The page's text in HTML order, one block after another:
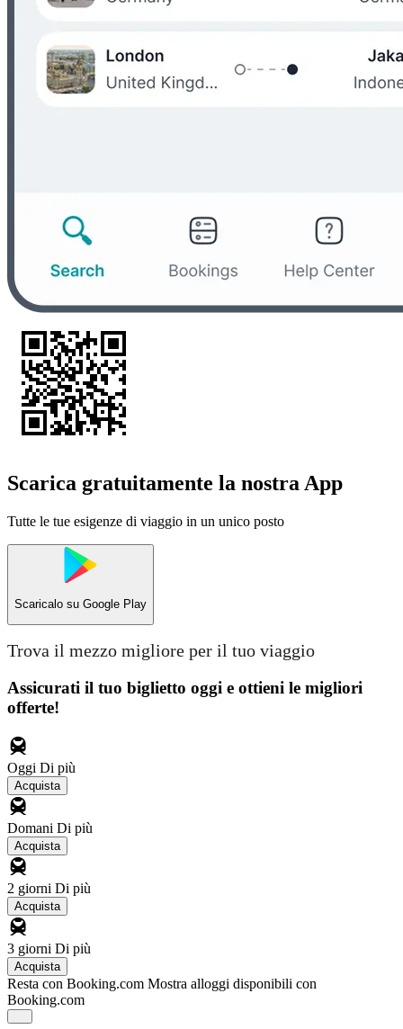
Scarica gratuitamente la nostra App
Tutte le tue esigenze di viaggio in un unico posto
Scaricalo su Google Play
Trova il mezzo migliore per il tuo viaggio
Assicurati il ​​tuo biglietto oggi e ottieni le migliori
offerte!
Oggi Di più
Acquista
Domani Di più
Acquista
2 giorni Di più
Acquista
3 giorni Di più
Acquista
Resta con Booking.com Mostra alloggi disponibili con
Booking.com